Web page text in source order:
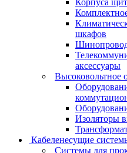
Корпуса
шкафов
аксессуары
Высоковольтное
Изоляторы
Кабеленесущие
Системы для